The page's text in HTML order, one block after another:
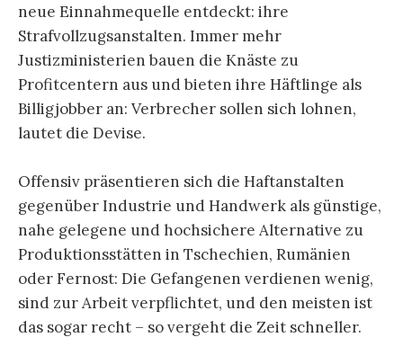
neue Einnahmequelle entdeckt: ihre
Strafvollzugsanstalten. Immer mehr
Justizministerien bauen die Knäste zu
Profitcentern aus und bieten ihre Häftlinge als
Billigjobber an: Verbrecher sollen sich lohnen,
lautet die Devise.
Offensiv präsentieren sich die Haftanstalten
gegenüber Industrie und Handwerk als günstige,
nahe gelegene und hochsichere Alternative zu
Produktionsstätten in Tschechien, Rumänien
oder Fernost: Die Gefangenen verdienen wenig,
sind zur Arbeit verpflichtet, und den meisten ist
das sogar recht – so vergeht die Zeit schneller.